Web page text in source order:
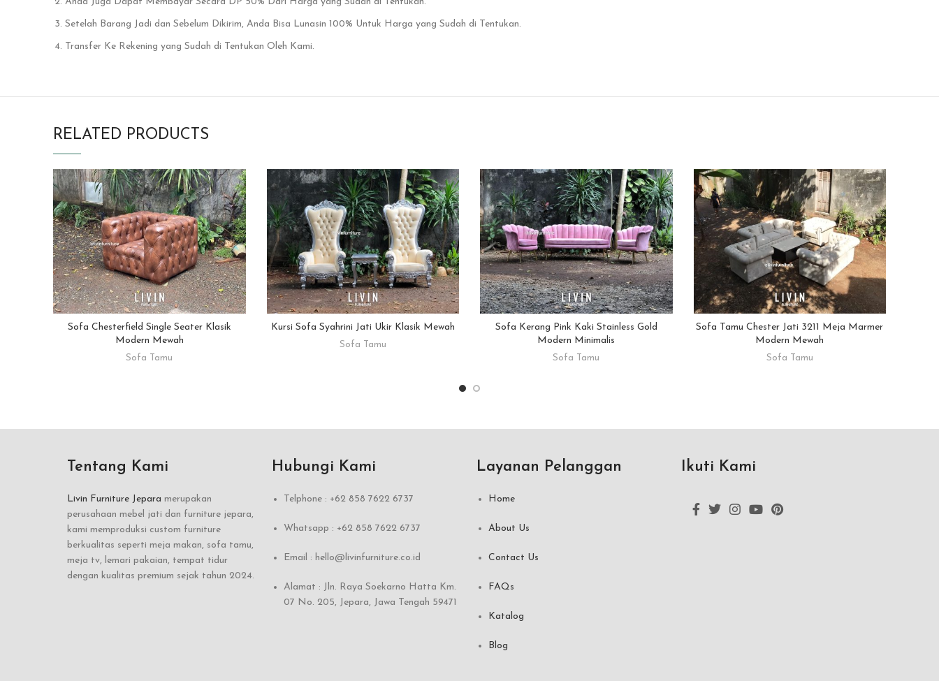
Setelah Barang Jadi dan Sebelum Dikirim, Anda Bisa Lunasin 100% Untuk Harga yang Sudah di Tentukan.
Transfer Ke Rekening yang Sudah di Tentukan Oleh Kami.
RELATED PRODUCTS
READ MORE
Sofa Chesterfield Single Seater Klasik
Modern Mewah
Sofa Tamu
READ MORE
Kursi Sofa Syahrini Jati Ukir Klasik Mewah
Sofa Tamu
READ MORE
Sofa Kerang Pink Kaki Stainless Gold
Modern Minimalis
Sofa Tamu
READ MORE
Sofa Tamu Chester Jati 3211 Meja Marmer
Modern Mewah
Sofa Tamu
Tentang Kami
Livin Furniture Jepara merupakan
perusahaan mebel jati dan furniture jepara,
kami memproduksi custom furniture
berkualitas seperti meja makan, sofa tamu,
meja tv, lemari pakaian, tempat tidur
dengan kualitas premium sejak tahun 2024.
Hubungi Kami
Telphone : +62 858 7622 6737
Whatsapp : +62 858 7622 6737
Email : hello@livinfurniture.co.id
Alamat : Jln. Raya Soekarno Hatta Km.
07 No. 205, Jepara, Jawa Tengah 59471
Layanan Pelanggan
Home
About Us
Contact Us
FAQs
Katalog
Blog
Ikuti Kami